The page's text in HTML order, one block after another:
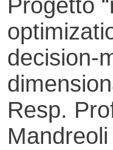
Progetto
decision-
Resp.
Mandreoli